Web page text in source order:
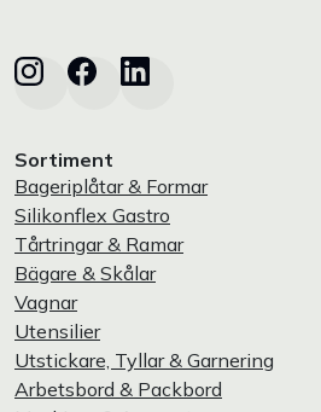
Sortiment
Bageriplåtar & Formar
Silikonflex Gastro
Tårtringar & Ramar
Bägare & Skålar
Vagnar
Utensilier
Utstickare, Tyllar & Garnering
Arbetsbord & Packbord